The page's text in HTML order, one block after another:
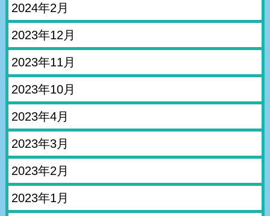
2024年2月
2023年12月
2023年11月
2023年10月
2023年4月
2023年3月
2023年2月
2023年1月